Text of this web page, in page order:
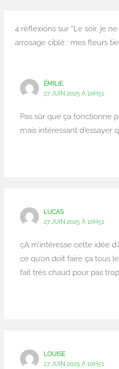
4 réflexions sur “Le soir, je
arrosage ciblé : mes fleurs
ÉMILIE
27 JUIN 2025 À 10H51
Pas sûr que ça fonctionne
mais intéressant d’essayer
LUCAS
27 JUIN 2025 À 10H51
çA m’intéresse cette idée
ce qu’on doit faire ça tous
fait très chaud pour pas
LOUISE
27 JUIN 2025 À 10H51